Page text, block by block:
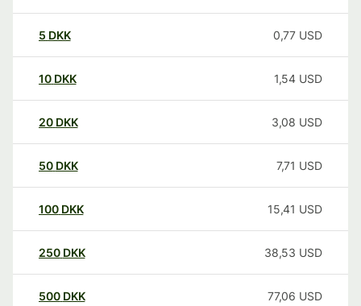
5 DKK 0,77 USD
10 DKK 1,54 USD
20 DKK 3,08 USD
50 DKK 7,71 USD
100 DKK 15,41 USD
250 DKK 38,53 USD
500 DKK 77,06 USD